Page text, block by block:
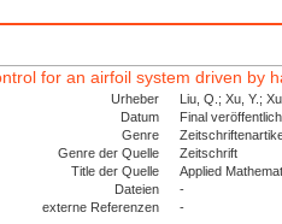
for an airfoil system driven by
Urheber
Liu, Q.; Xu, Y.;
Datum
Final
Genre
Genre der Quelle
Zeitschrift
Title der Quelle
Applied
Dateien
-
externe Referenzen
-